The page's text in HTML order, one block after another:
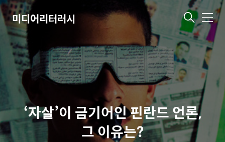
미디어리터러시 메
뉴
‘자살’이 금기어인 핀란드 언론,
그 이유는?